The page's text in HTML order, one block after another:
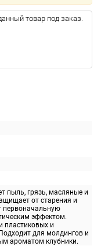
пыль, грязь, масляные и
от старения и
первоначальную
эффектом.
пластиковых и
для молдингов и
ароматом клубники.
товар под заказ.